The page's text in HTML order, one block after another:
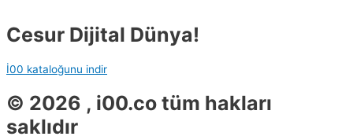
Cesur Dijital Dünya!
İ00 kataloğunu indir
© 2026 , i00.co tüm hakları
saklıdır